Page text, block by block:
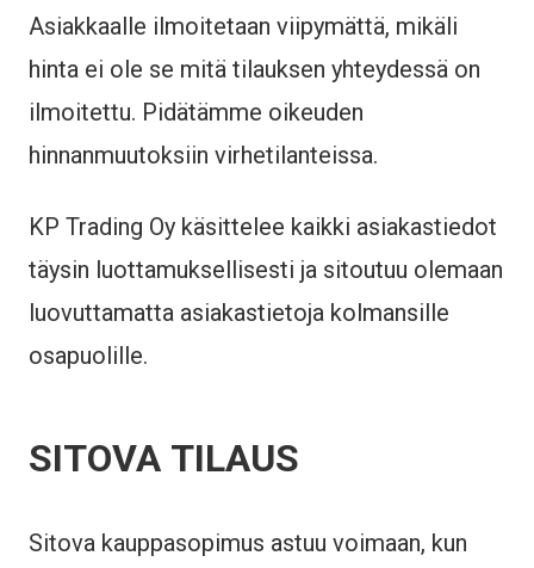
Asiakkaalle ilmoitetaan viipymättä, mikäli
hinta ei ole se mitä tilauksen yhteydessä on
ilmoitettu. Pidätämme oikeuden
hinnanmuutoksiin virhetilanteissa.
KP Trading Oy käsittelee kaikki asiakastiedot
täysin luottamuksellisesti ja sitoutuu olemaan
luovuttamatta asiakastietoja kolmansille
osapuolille.
SITOVA TILAUS
Sitova kauppasopimus astuu voimaan, kun